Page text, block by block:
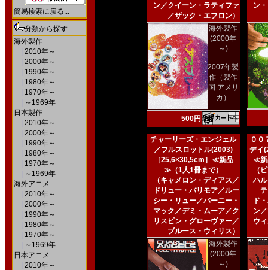
簡易検索に戻る...
分類から探す
海外製作
2010年～
2000年～
1990年～
1980年～
1970年～
～1969年
日本製作
2010年～
2000年～
1990年～
1980年～
1970年～
～1969年
海外アニメ
2010年～
2000年～
1990年～
1980年～
1970年～
～1969年
日本アニメ
2010年～
ン／クイーン・ラティファ
／ザック・エフロン）
海外製作
(2000年
～)
2007年製
作（製作
国 アメリ
カ）
500円
ン
チャーリーズ・エンジェル
／フルスロットル(2003)
［25,6×30,5cm］≪新品
≫（1人1冊まで）
（キャメロン・ディアス／
ドリュー・バリモア／ルー
シー・リュー／バーニー・
マック／デミ・ムーア／ク
リスピン・グローヴァー／
ブルース・ウィリス）
海外製作
(2000年
～)
００
デイ
≪新
（
ハ
ド
ン
ウ